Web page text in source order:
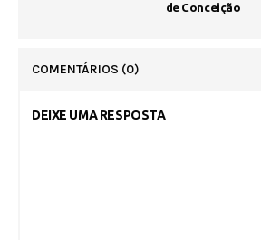
de Conceição
COMENTÁRIOS (0)
DEIXE UMA RESPOSTA